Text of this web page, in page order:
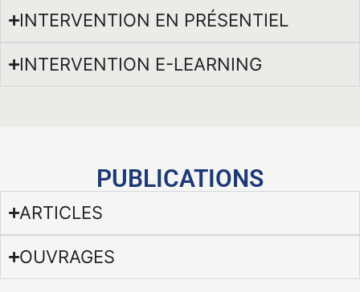
INTERVENTION EN PRÉSENTIEL
INTERVENTION E-LEARNING
PUBLICATIONS
ARTICLES
OUVRAGES